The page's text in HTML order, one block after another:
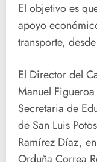
El objetivo es
apoyo
transporte,
El Director del
Manuel
Secretaria de
de San Luis
Ramírez Díaz,
Orduña Correa